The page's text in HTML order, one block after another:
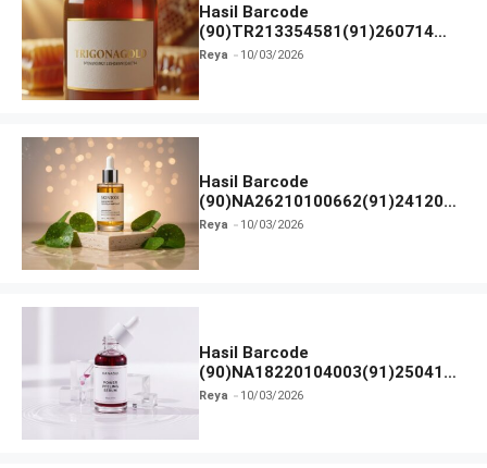
Hasil Barcode
(90)TR213354581(91)260714
dan Izin BPOM
Reya 10/03/2026
Hasil Barcode
(90)NA26210100662(91)241203
dan Izin BPOM
Reya 10/03/2026
Hasil Barcode
(90)NA18220104003(91)250418
dan Izin BPOM
Reya 10/03/2026